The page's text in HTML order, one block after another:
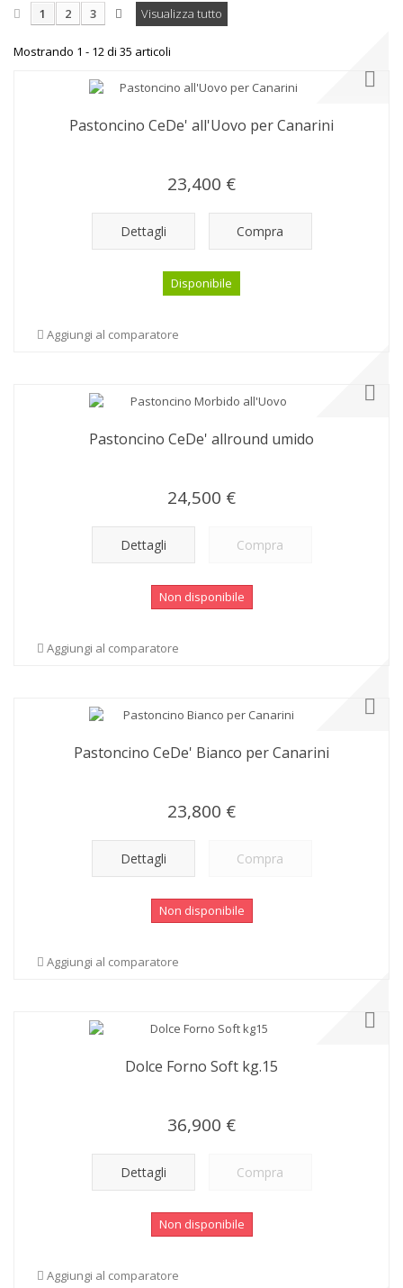
Visualizza tutto
1 2 3
Mostrando 1 - 12 di 35 articoli
Pastoncino CeDe' all'Uovo per Canarini
23,400 €
Dettagli Compra
Disponibile
Aggiungi al comparatore
Pastoncino CeDe' allround umido
24,500 €
Dettagli Compra
Non disponibile
Aggiungi al comparatore
Pastoncino CeDe' Bianco per Canarini
23,800 €
Dettagli Compra
Non disponibile
Aggiungi al comparatore
Dolce Forno Soft kg.15
36,900 €
Dettagli Compra
Non disponibile
Aggiungi al comparatore